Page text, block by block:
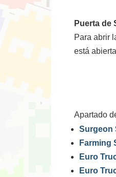
Puerta de
Para abrir
está
Apartado
Surgeon
Farming
Euro
Euro